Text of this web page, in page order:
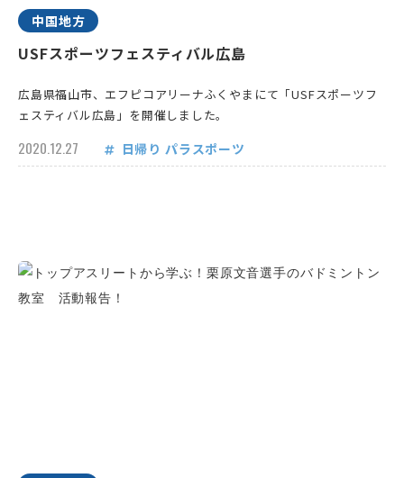
中国地方
USFスポーツフェスティバル広島
広島県福山市、エフピコアリーナふくやまにて「USFスポーツフ
ェスティバル広島」を開催しました。
2020.12.27 日帰り パラスポーツ